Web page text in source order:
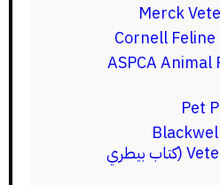
Merck
Cornell
ASPCA
Pet
Veterinary Consult (كتاب بيطري